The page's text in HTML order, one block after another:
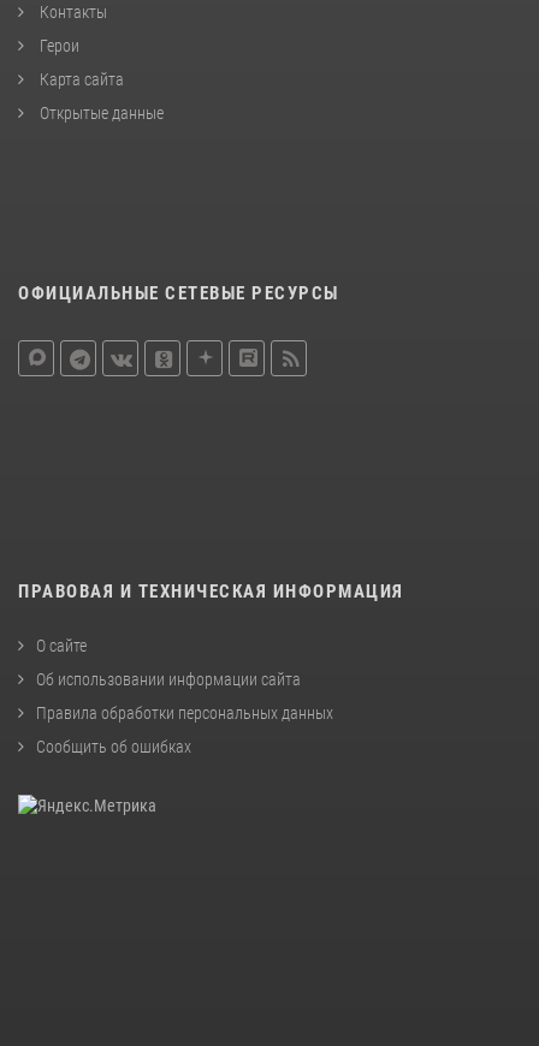
Контакты
Герои
Карта сайта
Открытые данные
ОФИЦИАЛЬНЫЕ СЕТЕВЫЕ РЕСУРСЫ
ПРАВОВАЯ И ТЕХНИЧЕСКАЯ ИНФОРМАЦИЯ
О сайте
Об использовании информации сайта
Правила обработки персональных данных
Сообщить об ошибках